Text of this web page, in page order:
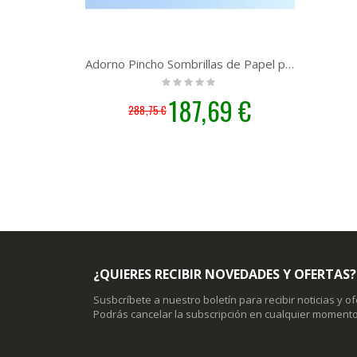
Adorno Pincho Sombrillas de Papel para Cocktelería/Heladería | 5000 unidades
Rating:
0%
288,75 €
Precio
especial
187,69 €
¿QUIERES RECIBIR NOVEDADES Y OFERTAS?
Susbcríbete a nuestro boletín para recibir noticias y
Podrás cancelar la subscripción en cualquier